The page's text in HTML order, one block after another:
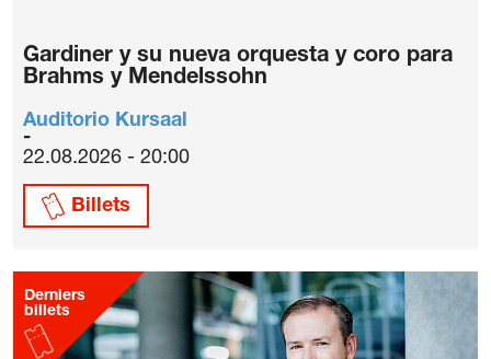
Gardiner y su nueva orquesta y coro para
Brahms y Mendelssohn
Auditorio Kursaal
22.08.2026 - 20:00
Billets
Derniers
billets